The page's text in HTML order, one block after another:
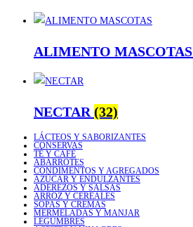
ALIMENTO MASCOTAS
NECTAR (32)
LÁCTEOS Y SABORIZANTES
CONSERVAS
TÉ Y CAFÉ
ABARROTES
CONDIMENTOS Y AGREGADOS
AZÚCAR Y ENDULZANTES
ADEREZOS Y SALSAS
ARROZ Y CEREALES
SOPAS Y CREMAS
MERMELADAS Y MANJAR
LEGUMBRES